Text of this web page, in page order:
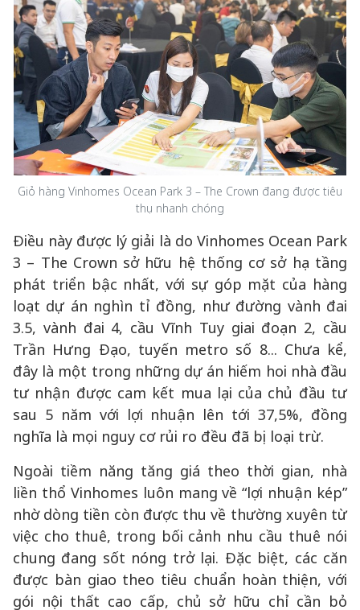
Giỏ hàng Vinhomes Ocean Park 3 – The Crown đang được tiêu
thụ nhanh chóng
Điều này được lý giải là do Vinhomes Ocean Park
3 – The Crown sở hữu hệ thống cơ sở hạ tầng
phát triển bậc nhất, với sự góp mặt của hàng
loạt dự án nghìn tỉ đồng, như đường vành đai
3.5, vành đai 4, cầu Vĩnh Tuy giai đoạn 2, cầu
Trần Hưng Đạo, tuyến metro số 8... Chưa kể,
đây là một trong những dự án hiếm hoi nhà đầu
tư nhận được cam kết mua lại của chủ đầu tư
sau 5 năm với lợi nhuận lên tới 37,5%, đồng
nghĩa là mọi nguy cơ rủi ro đều đã bị loại trừ.
Ngoài tiềm năng tăng giá theo thời gian, nhà
liền thổ Vinhomes luôn mang về “lợi nhuận kép”
nhờ dòng tiền còn được thu về thường xuyên từ
việc cho thuê, trong bối cảnh nhu cầu thuê nói
chung đang sốt nóng trở lại. Đặc biệt, các căn
được bàn giao theo tiêu chuẩn hoàn thiện, với
gói nội thất cao cấp, chủ sở hữu chỉ cần bỏ